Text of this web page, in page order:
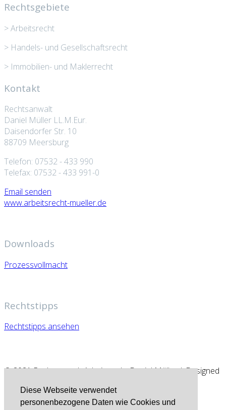
Diese Webseite verwendet
personenbezogene Daten wie Cookies und
Rechtsgebiete
> Arbeitsrecht
> Handels- und Gesellschaftsrecht
> Immobilien- und Maklerrecht
Kontakt
Rechtsanwalt
Daniel Müller LL.M.Eur.
Daisendorfer Str. 10
88709 Meersburg
Telefon: 07532 - 433 990
Telefax: 07532 - 433 991-0
Email senden
www.arbeitsrecht-mueller.de
Downloads
Prozessvollmacht
Rechtstipps
Rechtstipps ansehen
© 2021 Rechtsanwalt Arbeitsrecht Daniel Müller | Designed